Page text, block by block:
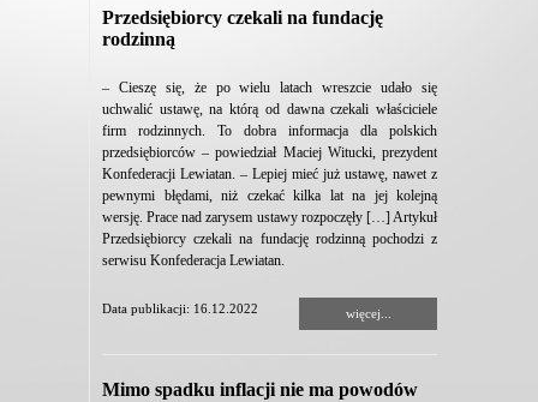
Przedsiębiorcy czekali na fundację
rodzinną
– Cieszę się, że po wielu latach wreszcie udało się
uchwalić ustawę, na którą od dawna czekali właściciele
firm rodzinnych. To dobra informacja dla polskich
przedsiębiorców – powiedział Maciej Witucki, prezydent
Konfederacji Lewiatan. – Lepiej mieć już ustawę, nawet z
pewnymi błędami, niż czekać kilka lat na jej kolejną
wersję. Prace nad zarysem ustawy rozpoczęły […] Artykuł
Przedsiębiorcy czekali na fundację rodzinną pochodzi z
serwisu Konfederacja Lewiatan.
Data publikacji: 16.12.2022 więcej...
Mimo spadku inflacji nie ma powodów